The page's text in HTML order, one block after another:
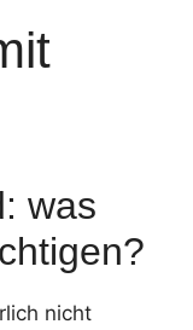
was
nicht